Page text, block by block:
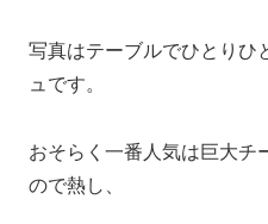
写真はテーブルでひとりひ
ュです。
おそらく一番人気は巨大チ
ので熱し、